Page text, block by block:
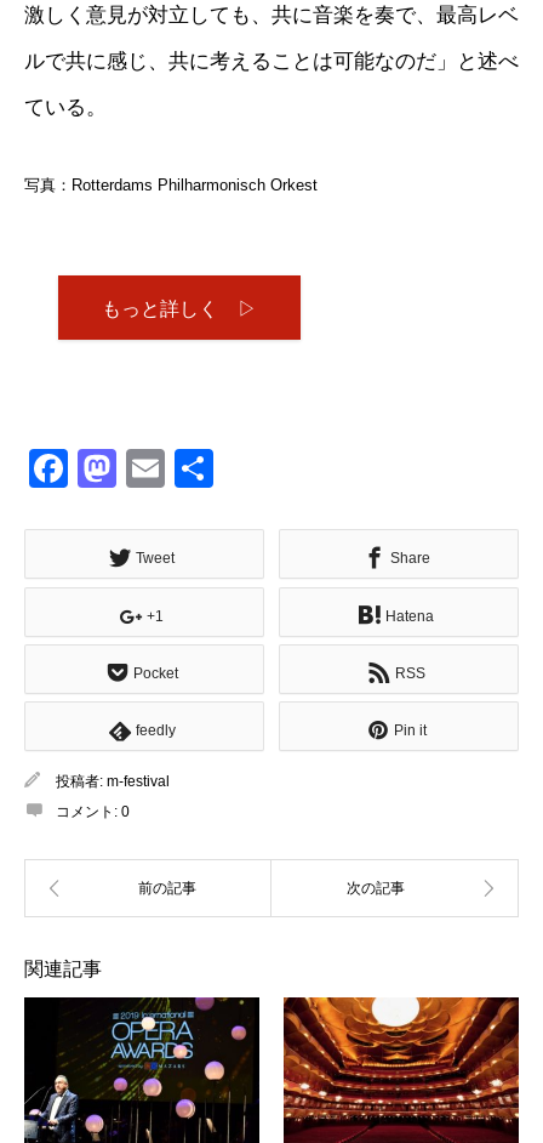
激しく意見が対立しても、共に音楽を奏で、最高レベ
ルで共に感じ、共に考えることは可能なのだ」と述べ
ている。
写真：Rotterdams Philharmonisch Orkest
もっと詳しく ▷
Facebook
Mastodon
Email
Tweet Share
+1 Hatena
Pocket RSS
feedly Pin it
投稿者: m-festival
コメント: 0
関連記事